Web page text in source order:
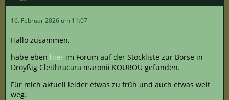
16. Februar 2026 um 11:07
Hallo zusammen,
habe eben hier im Forum auf der Stockliste zur Börse in
Droyßig Cleithracara maronii KOUROU gefunden.
Für mich aktuell leider etwas zu früh und auch etwas weit
weg.